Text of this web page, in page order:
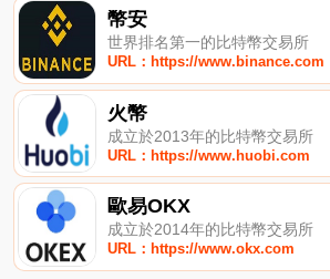
幣安
世界排名第一的比特幣交易所
URL：https://www.binance.com
火幣
成立於2013年的比特幣交易所
URL：https://www.huobi.com
歐易OKX
成立於2014年的比特幣交易所
URL：https://www.okx.com